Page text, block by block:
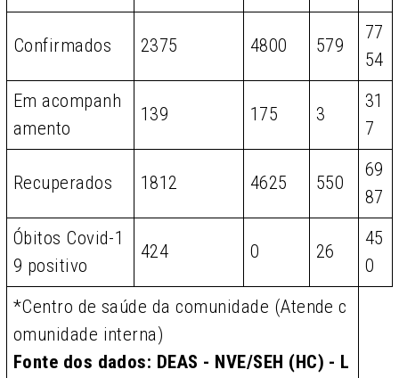
Confirmados 2375 4800 579
77
54
Em acompanh
amento
139 175 3
31
7
Recuperados 1812 4625 550
69
87
Óbitos Covid-1
9 positivo
424 0 26
45
0
*Centro de saúde da comunidade (Atende c
omunidade interna)
Fonte dos dados: DEAS - NVE/SEH (HC) - L